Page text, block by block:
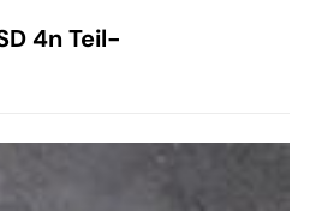
4n Teil-